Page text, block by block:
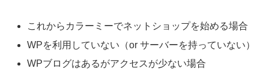
これからカラーミーでネットショップを始める場合
WPを利用していない（or サーバーを持っていない）
WPブログはあるがアクセスが少ない場合